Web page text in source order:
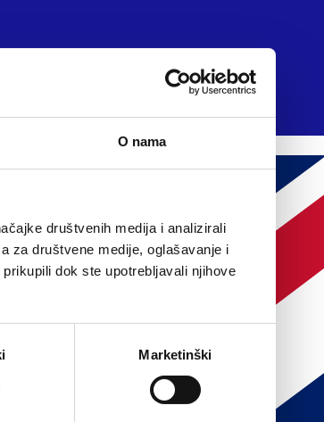
O nama
društvenih medija i analizirali
za društvene medije, oglašavanje i
dok ste upotrebljavali njihove
Marketinški